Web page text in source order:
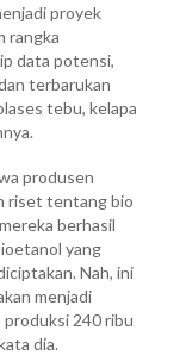
proyek
rangka
data potensi,
terbarukan
tebu, kelapa
produsen
riset tentang bio
berhasil
yang
Nah, ini
menjadi
240 ribu
dia.